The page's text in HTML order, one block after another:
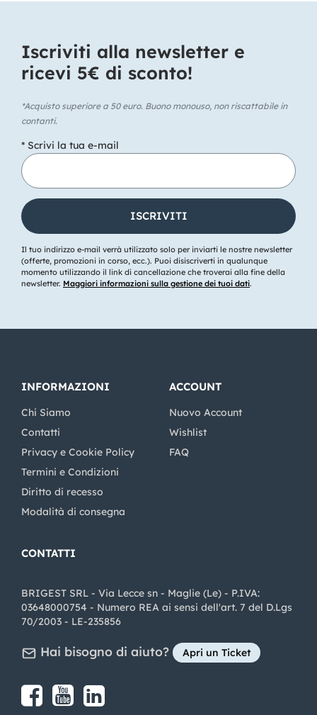
Iscriviti alla newsletter e
ricevi 5€ di sconto!​
*Acquisto superiore a 50 euro. Buono monouso, non riscattabile in
contanti.
* Scrivi la tua e-mail
Il tuo indirizzo e-mail verrà utilizzato solo per inviarti le nostre newsletter
(offerte, promozioni in corso, ecc.). Puoi disiscriverti in qualunque
momento utilizzando il link di cancellazione che troverai alla fine della
newsletter. Maggiori informazioni sulla gestione dei tuoi dati.
INFORMAZIONI
Chi Siamo
Contatti
Privacy e Cookie Policy
Termini e Condizioni
Diritto di recesso
Modalità di consegna
ACCOUNT
Nuovo Account
Wishlist
FAQ
CONTATTI
BRIGEST SRL - Via Lecce sn - Maglie (Le) - P.IVA:
03648000754 - Numero REA ai sensi dell'art. 7 del D.Lgs
70/2003 - LE-235856
Hai bisogno di aiuto? Apri un Ticket
Share on Facebook
Share on youtube